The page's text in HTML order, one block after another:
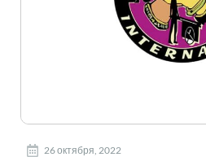
26 октября, 2022